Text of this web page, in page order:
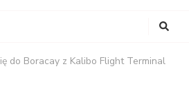
do Boracay z Kalibo Flight Terminal